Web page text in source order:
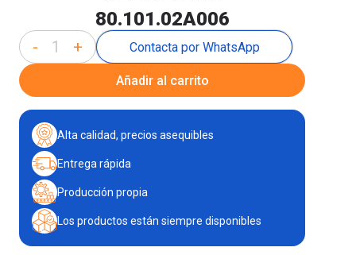
80.101.02A006
- + Contacta por WhatsApp
Añadir al carrito
Alta calidad, precios asequibles
Entrega rápida
Producción propia
Los productos están siempre disponibles